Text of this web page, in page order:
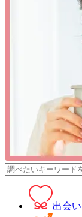
検
出会い